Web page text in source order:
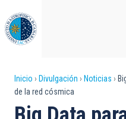
al
contenido
principal
Sobrescribir
enlaces
Inicio Divulgación Noticias
de la red cósmica